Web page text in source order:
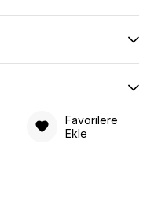
Favorilere
Ekle